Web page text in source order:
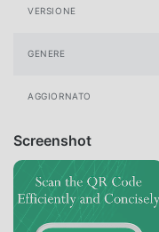
VERSIONE
GENERE
AGGIORNATO
Screenshot